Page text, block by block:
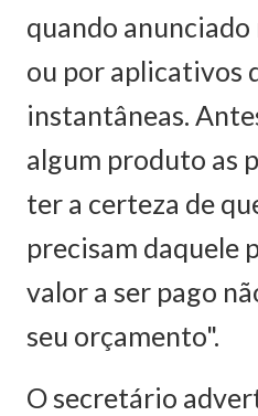
quando anunciado
ou por aplicativos
instantâneas.
algum produto as
ter a certeza de
precisam daquele
valor a ser pago
seu orçamento".
O secretário